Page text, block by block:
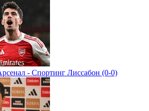
- Спортинг Лиссабон (0-0)